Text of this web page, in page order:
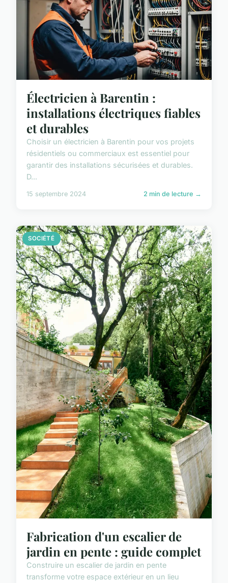
Électricien à Barentin :
installations électriques fiables
et durables
Choisir un électricien à Barentin pour vos projets
résidentiels ou commerciaux est essentiel pour
garantir des installations sécurisées et durables.
D...
15 septembre 2024 2 min de lecture →
SOCIÉTÉ
Fabrication d'un escalier de
jardin en pente : guide complet
Construire un escalier de jardin en pente
transforme votre espace extérieur en un lieu